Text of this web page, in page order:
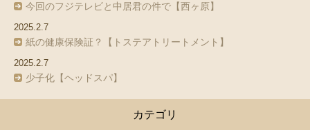
今回のフジテレビと中居君の件で【西ヶ原】
2025.2.7
紙の健康保険証？【トステアトリートメント】
2025.2.7
少子化【ヘッドスパ】
カテゴリ